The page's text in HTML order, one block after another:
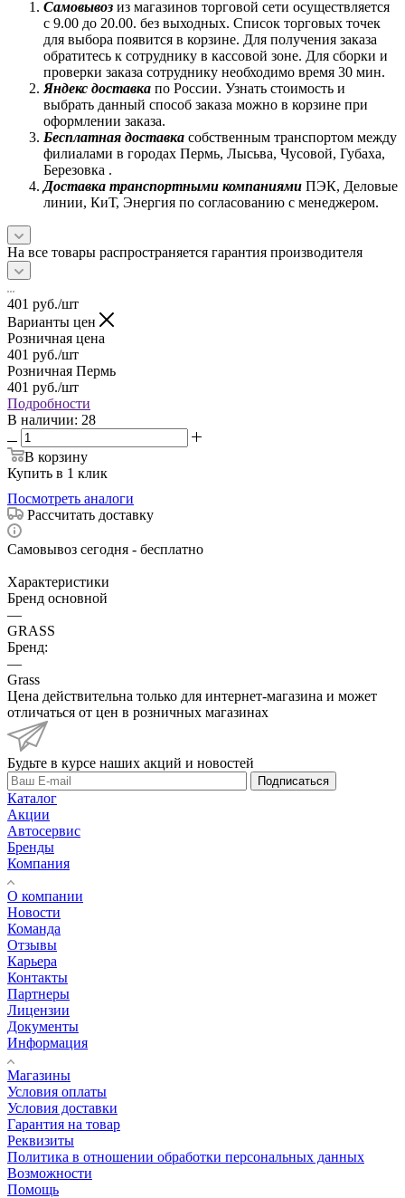
Самовывоз из магазинов торговой сети осуществляется
с 9.00 до 20.00. без выходных. Список торговых точек
для выбора появится в корзине. Для получения заказа
обратитесь к сотруднику в кассовой зоне. Для сборки и
проверки заказа сотруднику необходимо время 30 мин.
Яндекс доставка по России. Узнать стоимость и
выбрать данный способ заказа можно в корзине при
оформлении заказа.
Бесплатная доставка собственным транспортом между
филиалами в городах Пермь, Лысьва, Чусовой, Губаха,
Березовка .
Доставка транспортными компаниями ПЭК, Деловые
линии, КиТ, Энергия по согласованию с менеджером.
На все товары распространяется гарантия производителя
401 руб./шт
Варианты цен
Розничная цена
401 руб./шт
Розничная Пермь
401 руб./шт
Подробности
В наличии: 28
В корзину
Купить в 1 клик
Посмотреть аналоги
Рассчитать доставку
Самовывоз сегодня - бесплатно
Характеристики
Бренд основной
—
GRASS
Бренд:
—
Grass
Цена действительна только для интернет-магазина и может
отличаться от цен в розничных магазинах
Будьте в курсе наших акций и новостей
Подписаться
Каталог
Акции
Автосервис
Бренды
Компания
О компании
Новости
Команда
Отзывы
Карьера
Контакты
Партнеры
Лицензии
Документы
Информация
Магазины
Условия оплаты
Условия доставки
Гарантия на товар
Реквизиты
Политика в отношении обработки персональных данных
Возможности
Помощь